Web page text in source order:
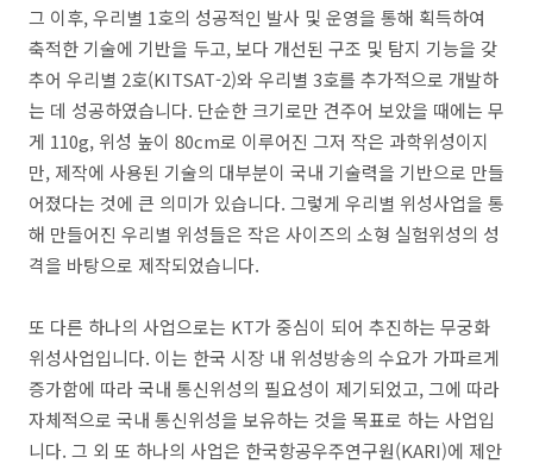
그 이후, 우리별 1호의 성공적인 발사 및 운영을 통해 획득하여
축적한 기술에 기반을 두고, 보다 개선된 구조 및 탐지 기능을 갖
추어 우리별 2호(KITSAT-2)와 우리별 3호를 추가적으로 개발하
는 데 성공하였습니다. 단순한 크기로만 견주어 보았을 때에는 무
게 110g, 위성 높이 80cm로 이루어진 그저 작은 과학위성이지
만, 제작에 사용된 기술의 대부분이 국내 기술력을 기반으로 만들
어졌다는 것에 큰 의미가 있습니다. 그렇게 우리별 위성사업을 통
해 만들어진 우리별 위성들은 작은 사이즈의 소형 실험위성의 성
격을 바탕으로 제작되었습니다.
또 다른 하나의 사업으로는 KT가 중심이 되어 추진하는 무궁화
위성사업입니다. 이는 한국 시장 내 위성방송의 수요가 가파르게
증가함에 따라 국내 통신위성의 필요성이 제기되었고, 그에 따라
자체적으로 국내 통신위성을 보유하는 것을 목표로 하는 사업입
니다. 그 외 또 하나의 사업은 한국항공우주연구원(KARI)에 제안